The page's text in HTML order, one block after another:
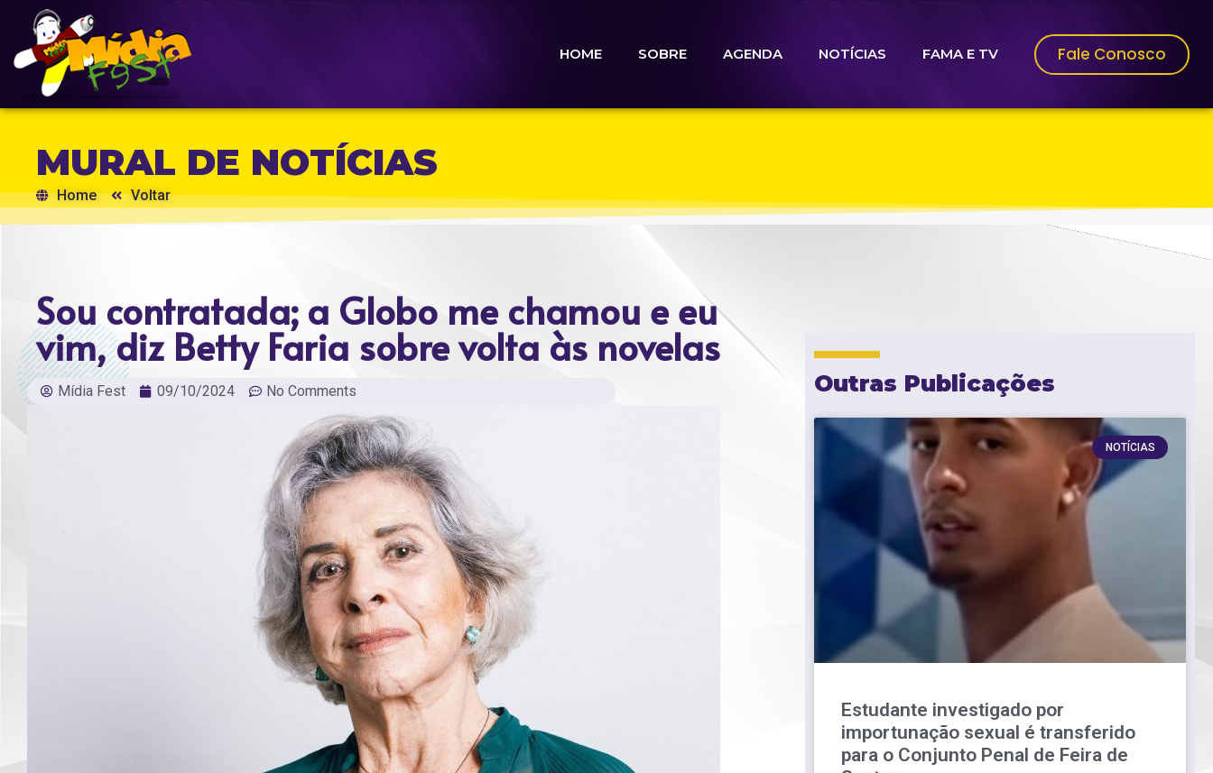
HOME SOBRE AGENDA NOTÍCIAS FAMA E TV Fale Conosco
MURAL DE NOTÍCIAS
Home Voltar
Sou contratada; a Globo me chamou e eu
vim, diz Betty Faria sobre volta às novelas
Mídia Fest 09/10/2024 No Comments Outras Publicações
NOTÍCIAS
Estudante investigado por
importunação sexual é transferido
para o Conjunto Penal de Feira de